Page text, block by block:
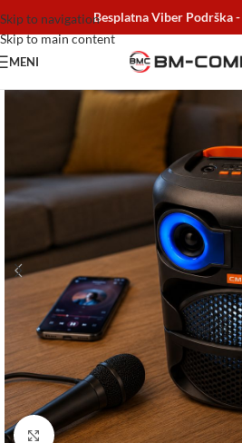
Skip to navigation
Skip to main content
Besplatna Viber Podrška -
MENI
Click to enlarge